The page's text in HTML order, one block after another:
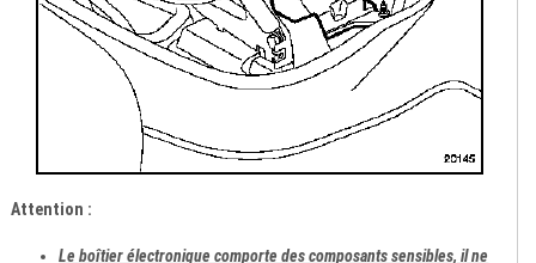
Attention :
Le boîtier électronique comporte des composants sensibles, il ne